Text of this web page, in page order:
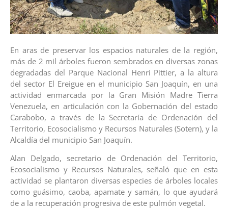
En aras de preservar los espacios naturales de la región,
más de 2 mil árboles fueron sembrados en diversas zonas
degradadas del Parque Nacional Henri Pittier, a la altura
del sector El Ereigue en el municipio San Joaquín, en una
actividad enmarcada por la Gran Misión Madre Tierra
Venezuela, en articulación con la Gobernación del estado
Carabobo, a través de la Secretaría de Ordenación del
Territorio, Ecosocialismo y Recursos Naturales (Sotern), y la
Alcaldía del municipio San Joaquín.
Alan Delgado, secretario de Ordenación del Territorio,
Ecosocialismo y Recursos Naturales, señaló que en esta
actividad se plantaron diversas especies de árboles locales
como guásimo, caoba, apamate y samán, lo que ayudará
de a la recuperación progresiva de este pulmón vegetal.